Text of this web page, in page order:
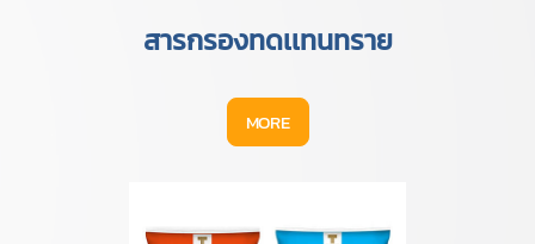
สารกรองทดเเทนทราย
MORE